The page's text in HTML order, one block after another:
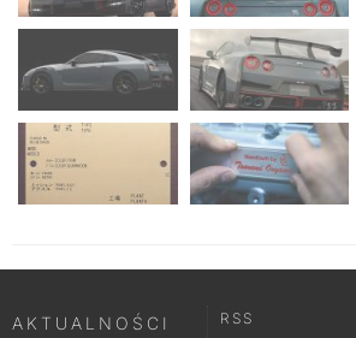
AKTUALNOŚCI
RSS